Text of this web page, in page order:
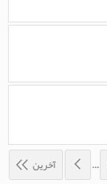
...
آخرین